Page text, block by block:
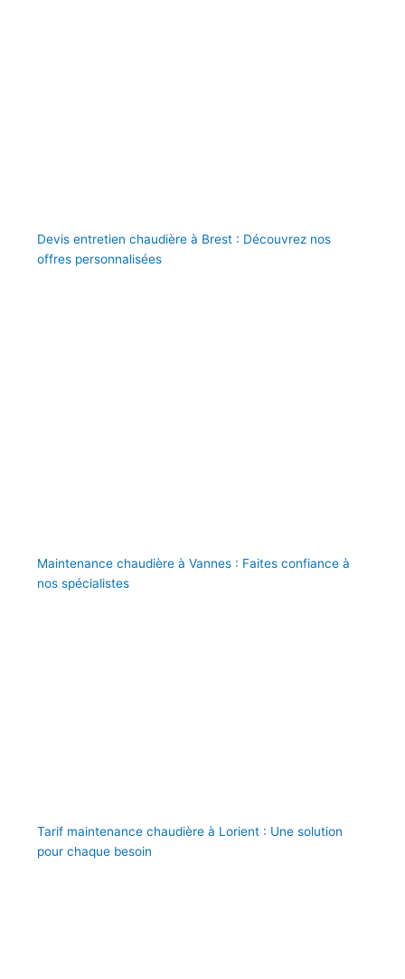
Devis entretien chaudière à Brest : Découvrez nos
offres personnalisées
Maintenance chaudière à Vannes : Faites confiance à
nos spécialistes
Tarif maintenance chaudière à Lorient : Une solution
pour chaque besoin